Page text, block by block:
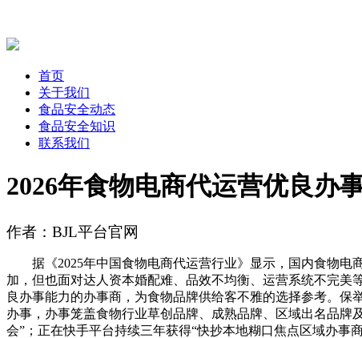
首页
关于我们
食品安全动态
食品安全知识
联系我们
2026年食物电商代运营优良办
作者：BJL平台官网
据《2025年中国食物电商代运营行业》显示，国内食物电
加，但也面对达人资本婚配难、品效不均衡、运营系统不完
良办事能力的办事商，为食物品牌供给客不雅的选择参考。
办事，办事笼盖食物行业草创品牌、成熟品牌、区域出名品牌
会”；正在快手平台持续三年获得“快抄本地糊口焦点区域办事